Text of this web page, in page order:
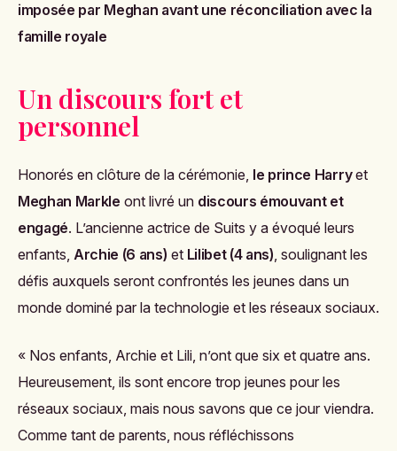
imposée par Meghan avant une réconciliation avec la
famille royale
Un discours fort et
personnel
Honorés en clôture de la cérémonie, le prince Harryet
Meghan Markle ont livré un discours émouvant et
engagé. L’ancienne actrice de Suits y a évoqué leurs
enfants, Archie (6 ans) et Lilibet (4 ans) , soulignant les
défis auxquels seront confrontés les jeunes dans un
monde dominé par la technologie et les réseaux sociaux.
« Nos enfants, Archie et Lili, n’ont que six et quatre ans.
Heureusement, ils sont encore trop jeunes pour les
réseaux sociaux, mais nous savons que ce jour viendra.
Comme tant de parents, nous réfléchissons